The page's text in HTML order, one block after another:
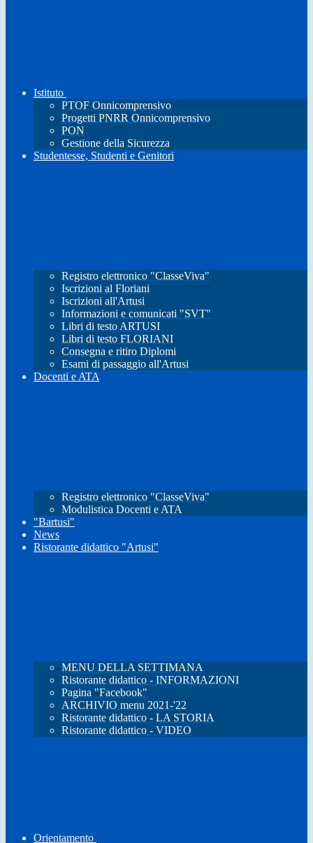
Istituto
PTOF Onnicomprensivo
Progetti PNRR Onnicomprensivo
PON
Gestione della Sicurezza
Studentesse, Studenti e Genitori
Registro elettronico "ClasseViva"
Iscrizioni al Floriani
Iscrizioni all'Artusi
Informazioni e comunicati "SVT"
Libri di testo ARTUSI
Libri di testo FLORIANI
Consegna e ritiro Diplomi
Esami di passaggio all'Artusi
Docenti e ATA
Registro elettronico "ClasseViva"
Modulistica Docenti e ATA
"Bartusi"
News
Ristorante didattico "Artusi"
MENU DELLA SETTIMANA
Ristorante didattico - INFORMAZIONI
Pagina "Facebook"
ARCHIVIO menu 2021-'22
Ristorante didattico - LA STORIA
Ristorante didattico - VIDEO
Orientamento